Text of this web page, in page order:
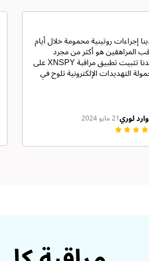
إجراءات روتينية محمومة خلال أيام
المراهقين هو أكثر من مجرد
متاعب. يسعدنا تثبيت تطبيق مراقبة XNSPY على
التهديدات الإلكترونية تلوح في
لوري21 مايو 2024